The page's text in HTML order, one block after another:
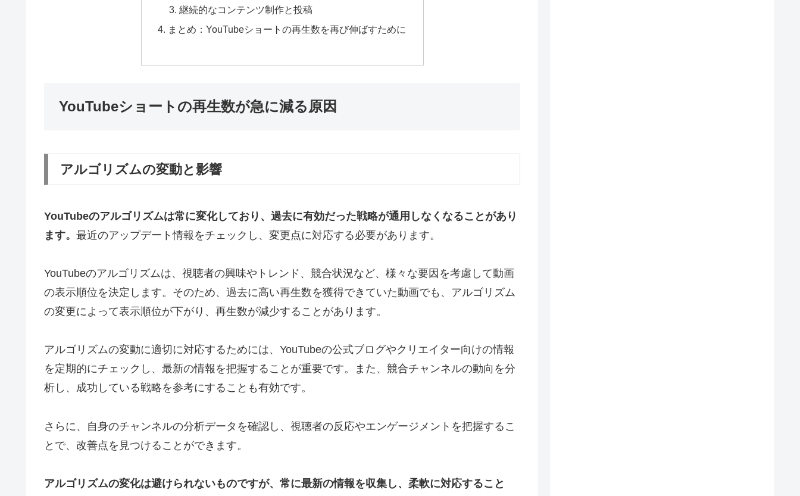
継続的なコンテンツ制作と投稿
まとめ：YouTubeショートの再生数を再び伸ばすために
YouTubeショートの再生数が急に減る原因
アルゴリズムの変動と影響
YouTubeのアルゴリズムは常に変化しており、過去に有効だった戦略が通用しなくなることがあり
ます。 最近のアップデート情報をチェックし、変更点に対応する必要があります。
YouTubeのアルゴリズムは、視聴者の興味やトレンド、競合状況など、様々な要因を考慮して動画
の表示順位を決定します。そのため、過去に高い再生数を獲得できていた動画でも、アルゴリズム
の変更によって表示順位が下がり、再生数が減少することがあります。
アルゴリズムの変動に適切に対応するためには、YouTubeの公式ブログやクリエイター向けの情報
を定期的にチェックし、最新の情報を把握することが重要です。また、競合チャンネルの動向を分
析し、成功している戦略を参考にすることも有効です。
さらに、自身のチャンネルの分析データを確認し、視聴者の反応やエンゲージメントを把握するこ
とで、改善点を見つけることができます。
アルゴリズムの変化は避けられないものですが、常に最新の情報を収集し、柔軟に対応すること